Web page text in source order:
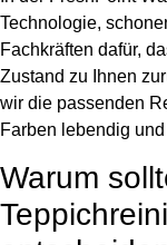
Technologie,
Fachkräften dafür,
Zustand zu Ihnen
wir die passenden
Farben lebendig
Warum